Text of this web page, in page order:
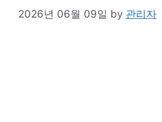
2026년 06월 09일 by 관리자